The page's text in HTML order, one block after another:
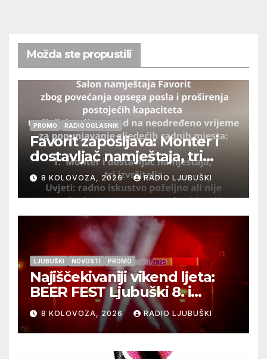
Možda ste propustili
PROMO RADIO OGLASNIK
Favorit zapošljava: Monter i
dostavljač namještaja, tri
izvršitelja
8 KOLOVOZA, 2026 RADIO LJUBUŠKI
LJUBUŠKI NOVOSTI PROMO
Najiščekivaniji vikend ljeta:
BEER FEST Ljubuški 8. i
9.kolovoza
8 KOLOVOZA, 2026 RADIO LJUBUŠKI